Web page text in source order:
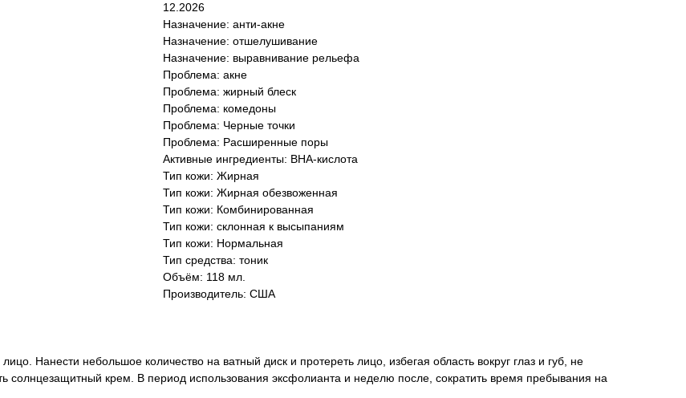
12.2026
Назначение: анти-акне
Назначение: отшелушивание
Назначение: выравнивание рельефа
Проблема: акне
Проблема: жирный блеск
Проблема: комедоны
Проблема: Черные точки
Проблема: Расширенные поры
Активные ингредиенты: ВНА-кислота
Тип кожи: Жирная
Тип кожи: Жирная обезвоженная
Тип кожи: Комбинированная
Тип кожи: склонная к высыпаниям
Тип кожи: Нормальная
Тип средства: тоник
Объём: 118 мл.
Производитель: США
Нанести небольшое количество на ватный диск и протереть лицо, избегая область вокруг глаз и губ, не
солнцезащитный крем. В период использования эксфолианта и неделю после, сократить время пребывания на